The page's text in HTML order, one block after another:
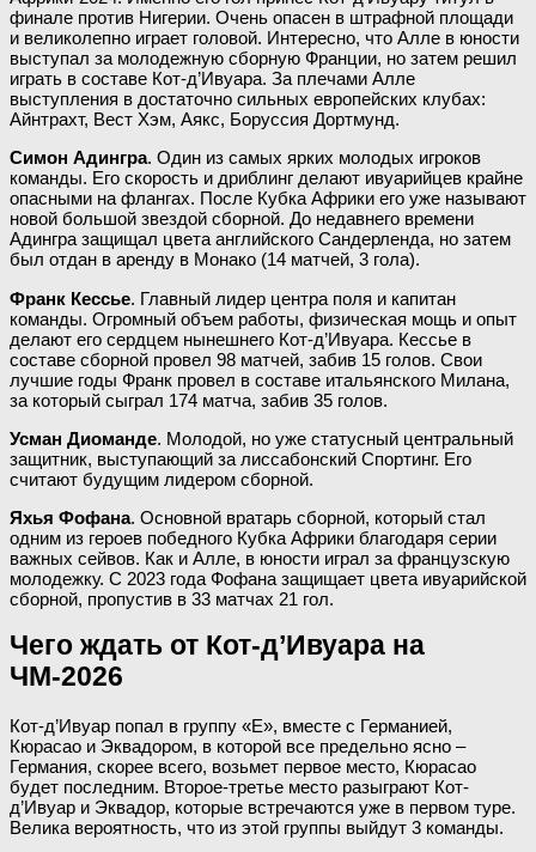
финале против Нигерии. Очень опасен в штрафной площади
и великолепно играет головой. Интересно, что Алле в юности
выступал за молодежную сборную Франции, но затем решил
играть в составе Кот-д’Ивуара. За плечами Алле
выступления в достаточно сильных европейских клубах:
Айнтрахт, Вест Хэм, Аякс, Боруссия Дортмунд.
Симон Адингра. Один из самых ярких молодых игроков
команды. Его скорость и дриблинг делают ивуарийцев крайне
опасными на флангах. После Кубка Африки его уже называют
новой большой звездой сборной. До недавнего времени
Адингра защищал цвета английского Сандерленда, но затем
был отдан в аренду в Монако (14 матчей, 3 гола).
Франк Кессье. Главный лидер центра поля и капитан
команды. Огромный объем работы, физическая мощь и опыт
делают его сердцем нынешнего Кот-д’Ивуара. Кессье в
составе сборной провел 98 матчей, забив 15 голов. Свои
лучшие годы Франк провел в составе итальянского Милана,
за который сыграл 174 матча, забив 35 голов.
Усман Диоманде. Молодой, но уже статусный центральный
защитник, выступающий за лиссабонский Спортинг. Его
считают будущим лидером сборной.
Яхья Фофана. Основной вратарь сборной, который стал
одним из героев победного Кубка Африки благодаря серии
важных сейвов. Как и Алле, в юности играл за французскую
молодежку. С 2023 года Фофана защищает цвета ивуарийской
сборной, пропустив в 33 матчах 21 гол.
Чего ждать от Кот-д’Ивуара на
ЧМ-2026
Кот-д’Ивуар попал в группу «Е», вместе с Германией,
Кюрасао и Эквадором, в которой все предельно ясно –
Германия, скорее всего, возьмет первое место, Кюрасао
будет последним. Второе-третье место разыграют Кот-
д’Ивуар и Эквадор, которые встречаются уже в первом туре.
Велика вероятность, что из этой группы выйдут 3 команды.